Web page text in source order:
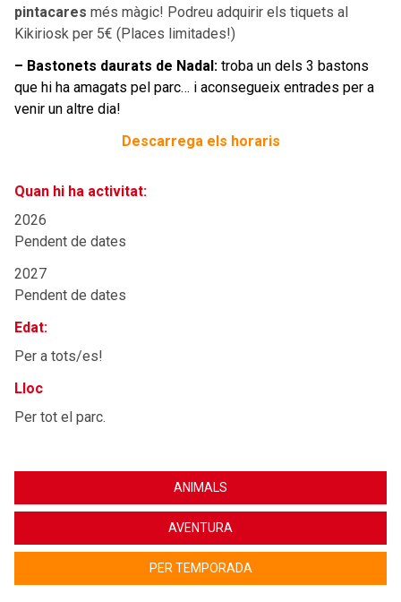
pintacares més màgic! Podreu adquirir els tiquets al
Kikiriosk per 5€ (Places limitades!)
– Bastonets daurats de Nadal: troba un dels 3 bastons
que hi ha amagats pel parc… i aconsegueix entrades per a
venir un altre dia!
Descarrega els horaris
Quan hi ha activitat:
2026
Pendent de dates
2027
Pendent de dates
Edat:
Per a tots/es!
Lloc
Per tot el parc.
ANIMALS
AVENTURA
PER TEMPORADA